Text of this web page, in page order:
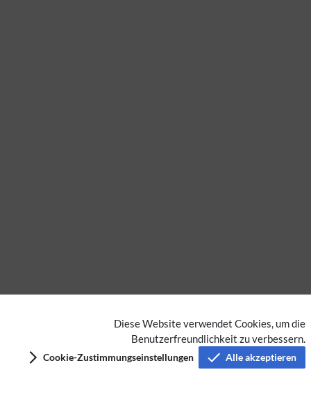
Diese Website verwendet Cookies, um die
Benutzerfreundlichkeit zu verbessern.
Cookie-Zustimmungseinstellungen Alle akzeptieren
Keine Kategorien vergeben